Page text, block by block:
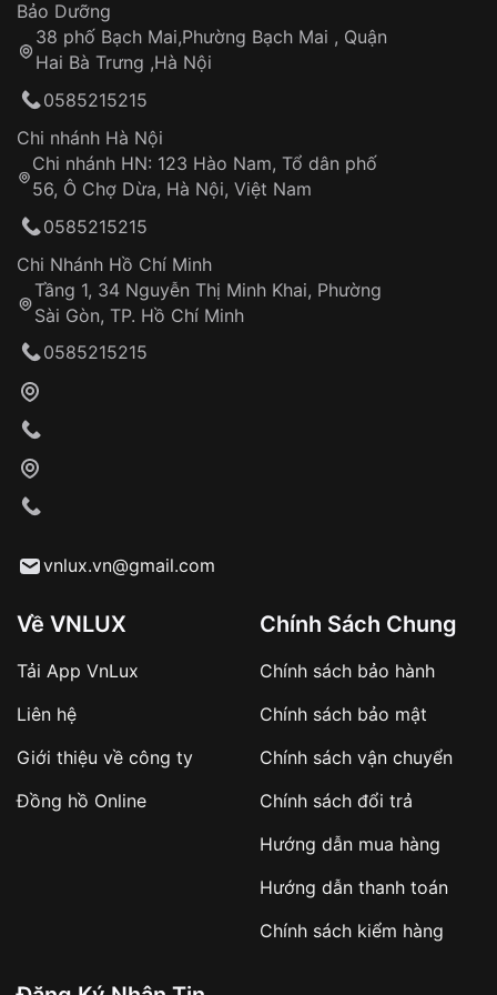
Thời gian tính từ khi xác nhận đơn hàng thành
công
Hotline: 0585 215 215
Từ khóa SEO:
Khách hàng kiểm tra và thanh toán trực tiếp
Từ khóa SEO:
sản phẩm đặc biệt
hàng
Số tiền còn lại thanh toán khi nhận hàng hoặc
✔️ Đảm bảo xử lý đơn hàng nhanh chóng
✔️ Hạn chế tình trạng hủy đơn không mong
Sản phẩm đã bị:
Tự ý sửa chữa
thống VNLUX
Đảm bảo quyền lợi khách hàng
Đồng hành cùng khách hàng trong suốt quá
trình sử dụng
Bảo Dưỡng
38 phố Bạch Mai,Phường Bạch Mai , Quận
Hai Bà Trưng ,Hà Nội
0585215215
Chi nhánh Hà Nội
Chi nhánh HN: 123 Hào Nam, Tổ dân phố
56, Ô Chợ Dừa, Hà Nội, Việt Nam
0585215215
Chi Nhánh Hồ Chí Minh
Tầng 1, 34 Nguyễn Thị Minh Khai, Phường
Sài Gòn, TP. Hồ Chí Minh
0585215215
vnlux.vn@gmail.com
Về VNLUX
Tải App VnLux
Liên hệ
Giới thiệu về công ty
Đồng hồ Online
Chính Sách Chung
Chính sách bảo hành
Chính sách bảo mật
Chính sách vận chuyển
Chính sách đổi trả
Hướng dẫn mua hàng
Hướng dẫn thanh toán
Chính sách kiểm hàng